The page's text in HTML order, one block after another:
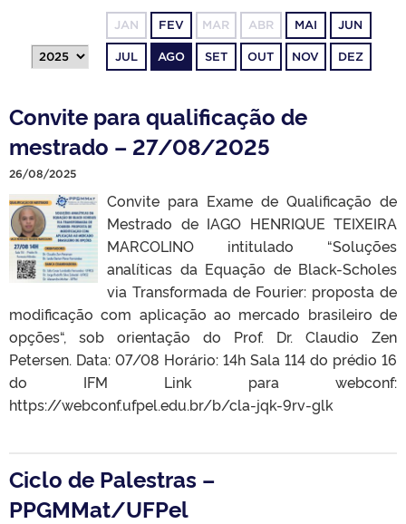
TELEFONES
JAN FEV MAR ABR MAI JUN
JUL AGO SET OUT NOV DEZ
Convite para qualificação de
mestrado – 27/08/2025
26/08/2025
Convite para Exame de Qualificação de
Mestrado de IAGO HENRIQUE TEIXEIRA
MARCOLINO intitulado “Soluções
analíticas da Equação de Black-Scholes
via Transformada de Fourier: proposta de
modificação com aplicação ao mercado brasileiro de
opções“, sob orientação do Prof. Dr. Claudio Zen
Petersen. Data: 07/08 Horário: 14h Sala 114 do prédio 16
do IFM Link para webconf:
https://webconf.ufpel.edu.br/b/cla-jqk-9rv-glk
Ciclo de Palestras –
PPGMMat/UFPel